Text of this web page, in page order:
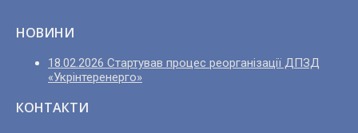
НОВИНИ
18.02.2026 Стартував процес реорганізації ДПЗД
«Укрінтеренерго»
КОНТАКТИ